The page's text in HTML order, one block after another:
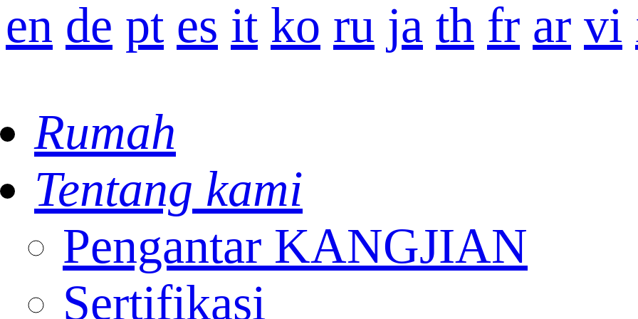
en de pt es it ko ru ja th fr ar vi
Rumah
Tentang kami
Pengantar KANGJIAN
Sertifikasi